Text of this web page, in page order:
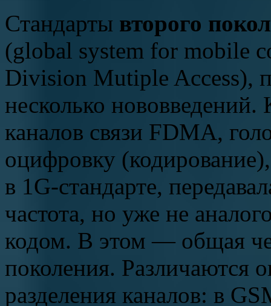
Стандарты второго
(global system for mobile
Division Mutiple Access),
несколько нововведений.
каналов связи FDMA,
оцифровку
в 1G-стандарте,
частота, но уже не
кодом. В этом — общая
поколения. Различаются
разделения каналов: в